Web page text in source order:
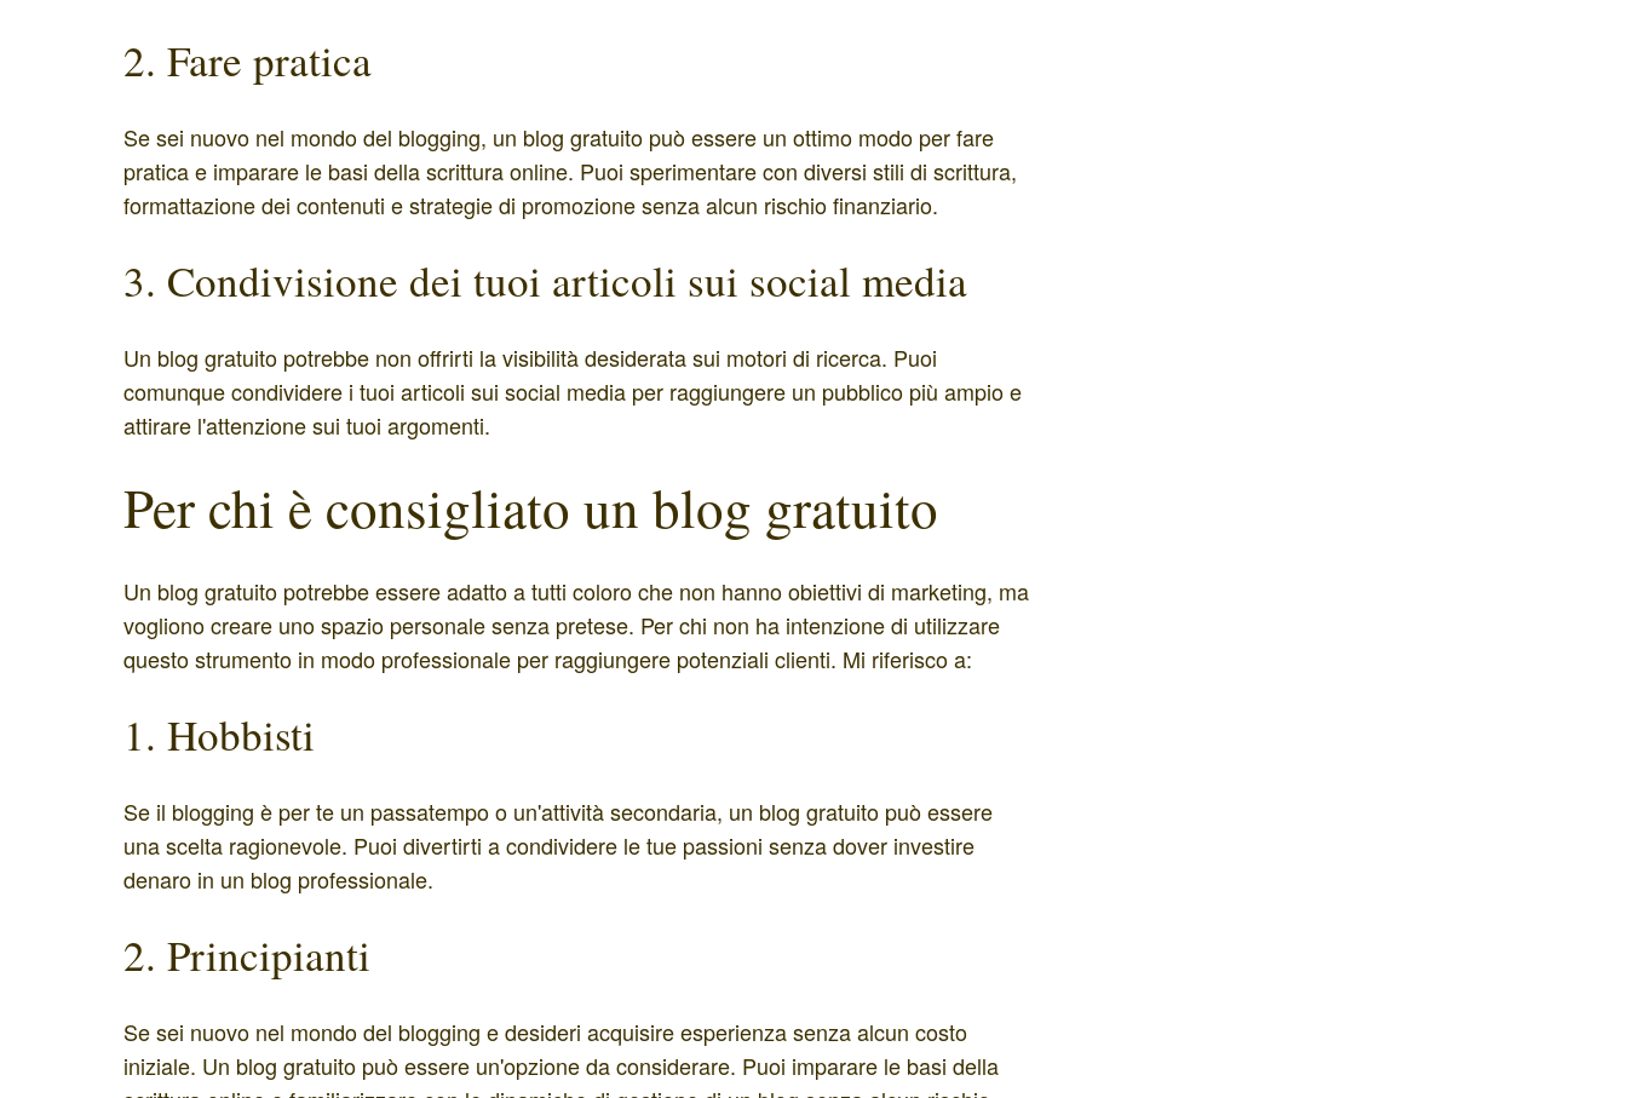
2. Fare pratica
Se sei nuovo nel mondo del blogging, un blog gratuito può essere un ottimo modo per fare
pratica e imparare le basi della scrittura online. Puoi sperimentare con diversi stili di scrittura,
formattazione dei contenuti e strategie di promozione senza alcun rischio finanziario.
3. Condivisione dei tuoi articoli sui social media
Un blog gratuito potrebbe non offrirti la visibilità desiderata sui motori di ricerca. Puoi
comunque condividere i tuoi articoli sui social media per raggiungere un pubblico più ampio e
attirare l'attenzione sui tuoi argomenti.
Per chi è consigliato un blog gratuito
Un blog gratuito potrebbe essere adatto a tutti coloro che non hanno obiettivi di marketing, ma
vogliono creare uno spazio personale senza pretese. Per chi non ha intenzione di utilizzare
questo strumento in modo professionale per raggiungere potenziali clienti. Mi riferisco a:
1. Hobbisti
Se il blogging è per te un passatempo o un'attività secondaria, un blog gratuito può essere
una scelta ragionevole. Puoi divertirti a condividere le tue passioni senza dover investire
denaro in un blog professionale.
2. Principianti
Se sei nuovo nel mondo del blogging e desideri acquisire esperienza senza alcun costo
iniziale. Un blog gratuito può essere un'opzione da considerare. Puoi imparare le basi della